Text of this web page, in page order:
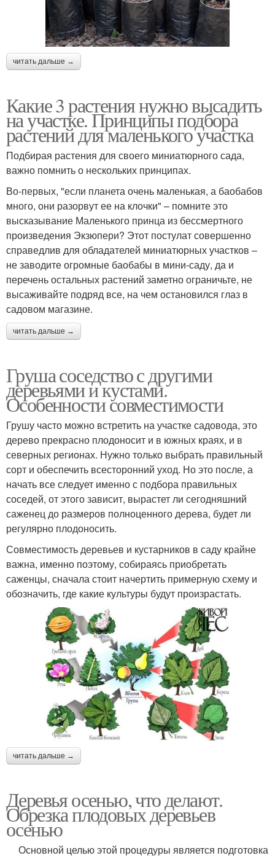
читать дальше →
Какие 3 растения нужно высадить
на участке. Принципы подбора
растений для маленького участка
Подбирая растения для своего миниатюрного сада,
важно помнить о нескольких принципах.
Во-первых, "если планета очень маленькая, а баобабов
много, они разорвут ее на клочки" – помните это
высказывание Маленького принца из бессмертного
произведения Экзюпери? Этот постулат совершенно
справедлив для обладателей миниатюрных участков –
не заводите огромные баобабы в мини-саду, да и
перечень остальных растений заметно ограничьте, не
высаживайте подряд все, на чем остановился глаз в
садовом магазине.
читать дальше →
Груша соседство с другими
деревьями и кустами.
Особенности совместимости
Грушу часто можно встретить на участке садовода, это
дерево прекрасно плодоносит и в южных краях, и в
северных регионах. Нужно только выбрать правильный
сорт и обеспечить всесторонний уход. Но это после, а
начать все следует именно с подбора правильных
соседей, от этого зависит, вырастет ли сегодняшний
саженец до размеров полноценного дерева, будет ли
регулярно плодоносить.
Совместимость деревьев и кустарников в саду крайне
важна, именно поэтому, собираясь приобретать
саженцы, сначала стоит начертить примерную схему и
обозначить, где какие культуры будут произрастать.
читать дальше →
Деревья осенью, что делают.
Обрезка плодовых деревьев
осенью
Основной целью этой процедуры является подготовка